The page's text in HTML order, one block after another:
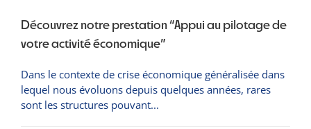
Découvrez notre prestation “Appui au pilotage de
votre activité économique”
Dans le contexte de crise économique généralisée dans
lequel nous évoluons depuis quelques années, rares
sont les structures pouvant